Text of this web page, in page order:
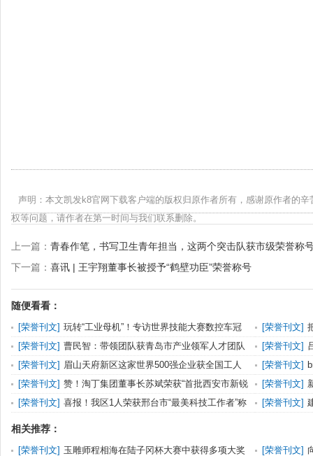
声明：本文凯发k8官网下载客户端的版权归原作者所有，感谢原作者的
权等问题，请作者在第一时间与我们联系删除。
上一篇： 青春作笔，书写卫生青年担当，这两个突击队获市级荣誉称
下一篇： 喜讯 | 王宇翔董事长被授予“鹤壁功臣”荣誉称号
随便看看：
[荣誉刊文] 玩转“工业母机”！专访世界技能大赛数控车冠
军吴鸿宇
[荣誉刊文]
一次崇高的活
[荣誉刊文] 曹民智：带领团队获青岛市产业领军人才团队
称号
[荣誉刊文]
号
[荣誉刊文] 眉山天府新区这家世界500强企业获全国工人
先锋号荣誉
[荣誉刊文]
[荣誉刊文] 赞！淘丁集团董事长苏斌荣获“首批西安市新锐
型青年企业家”称号
[荣誉刊文]
安全达标企业
[荣誉刊文] 喜报！我区1人荣获邢台市“最美科技工作者”称
[荣誉刊文]
相关推荐：
[荣誉刊文] 玉雕师程相海在陆子冈杯大赛中获得多项大奖 [荣誉刊文]